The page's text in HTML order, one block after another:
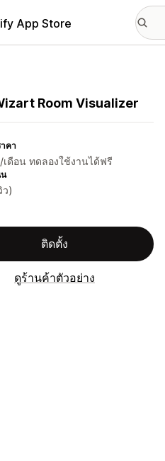
App Store
Room Visualizer
คา
เดือน ทดลองใช้งานได้ฟรี
ว)
ติดตั้ง
ดูร้านค้าตัวอย่าง